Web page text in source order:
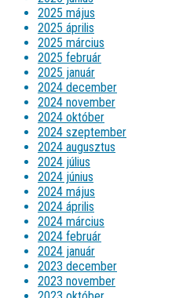
2025 május
2025 április
2025 március
2025 február
2025 január
2024 december
2024 november
2024 október
2024 szeptember
2024 augusztus
2024 július
2024 június
2024 május
2024 április
2024 március
2024 február
2024 január
2023 december
2023 november